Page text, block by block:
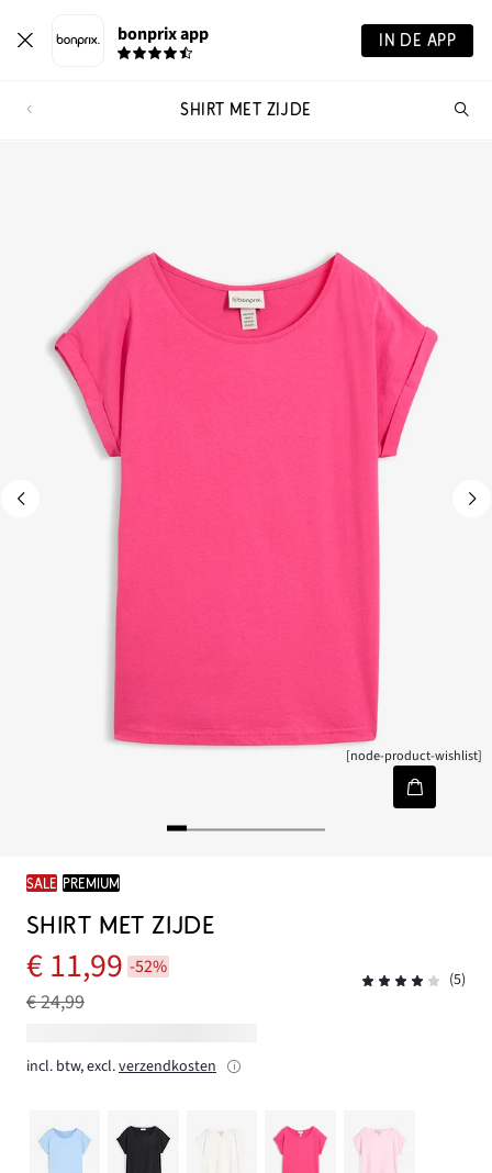
bonprix app IN DE APP
SHIRT MET ZIJDE
[node-product-wishlist]
SALE PREMIUM
SHIRT MET ZIJDE
€ 11,99 -52%
€ 24,99
(5)
incl. btw, excl.verzendkosten